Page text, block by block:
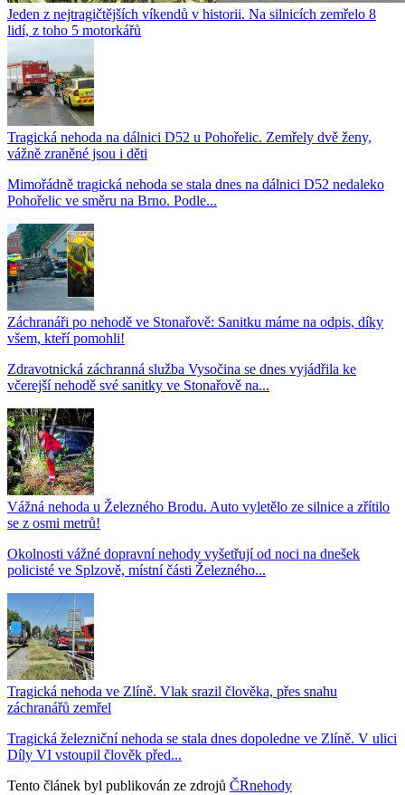
Jeden z nejtragičtějších víkendů v historii. Na silnicích zemřelo 8
lidí, z toho 5 motorkářů
Tragická nehoda na dálnici D52 u Pohořelic. Zemřely dvě ženy,
vážně zraněné jsou i děti
Mimořádně tragická nehoda se stala dnes na dálnici D52 nedaleko
Pohořelic ve směru na Brno. Podle...
Záchranáři po nehodě ve Stonařově: Sanitku máme na odpis, díky
všem, kteří pomohli!
Zdravotnická záchranná služba Vysočina se dnes vyjádřila ke
včerejší nehodě své sanitky ve Stonařově na...
Vážná nehoda u Železného Brodu. Auto vyletělo ze silnice a zřítilo
se z osmi metrů!
Okolnosti vážné dopravní nehody vyšetřují od noci na dnešek
policisté ve Splzově, místní části Železného...
Tragická nehoda ve Zlíně. Vlak srazil člověka, přes snahu
záchranářů zemřel
Tragická železniční nehoda se stala dnes dopoledne ve Zlíně. V ulici
Díly VI vstoupil člověk před...
Tento článek byl publikován ze zdrojů ČRnehody